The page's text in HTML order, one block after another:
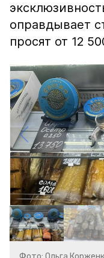
оправдывает
просят от 12